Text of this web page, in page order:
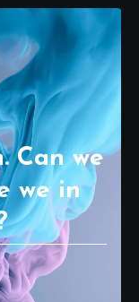
Can we
we in